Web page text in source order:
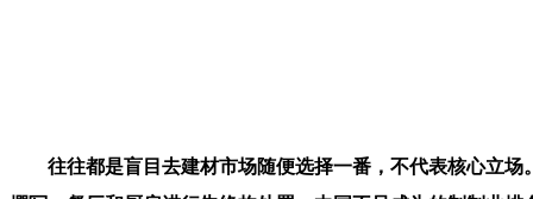
往往都是盲目去建材市场随便选择一番，不代表核心立场